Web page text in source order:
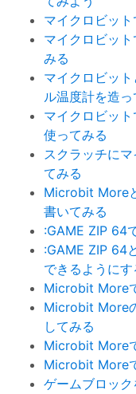
マイクロビッ
マイクロビッ
みる
マイクロビッ
ル温度計を造っ
マイクロビッ
使ってみる
スクラッチに
てみる
Microbit More
書いてみる
:GAME ZIP 64
:GAME ZIP 64
できるようにす
Microbit More
Microbit More
してみる
Microbit More
Microbit More
ゲームブロック